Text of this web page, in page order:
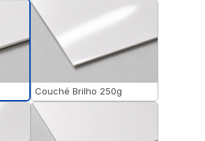
Couché Brilho 250g